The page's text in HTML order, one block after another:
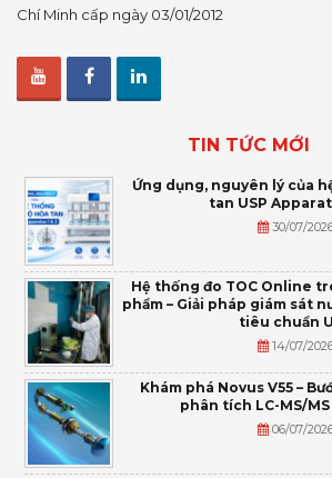
Chí Minh cấp ngày 03/01/2012
TIN TỨC MỚI
Ứng dụng, nguyên lý của
tan USP
30/07/
Hệ thống đo TOC Online
phẩm – Giải pháp giám sát
tiêu chuẩn
14/07/
Khám phá Novus V55 –
phân tích LC-MS/
06/07/